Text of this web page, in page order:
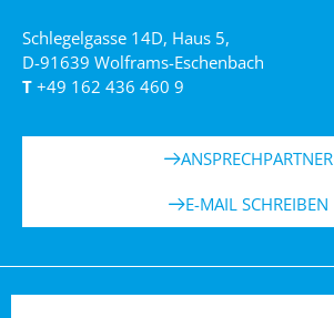
Schlegelgasse 14D, Haus 5,
D-91639 Wolframs-Eschenbach
T +49 162 436 460 9
ANSPRECHPARTNER
E-MAIL SCHREIBEN